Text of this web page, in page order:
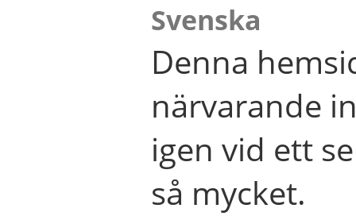
Svenska
Denna
närvarande
igen vid ett
så mycket.